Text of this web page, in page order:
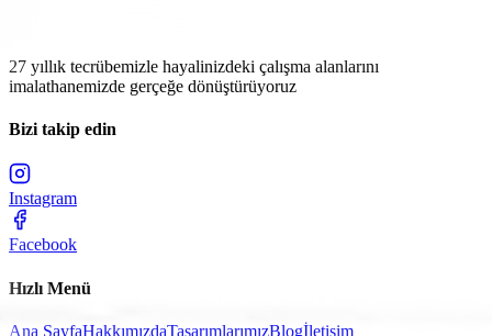
27 yıllık tecrübemizle hayalinizdeki çalışma alanlarını
imalathanemizde gerçeğe dönüştürüyoruz
Bizi takip edin
Instagram
Facebook
Hızlı Menü
Ana SayfaHakkımızdaTasarımlarımızBlogİletişim